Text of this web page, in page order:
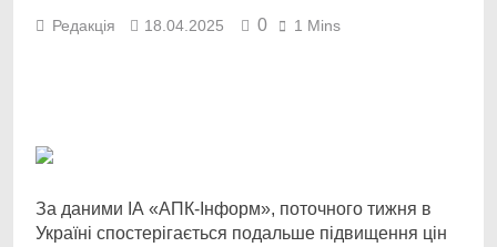
Редакція 18.04.2025 0 1 Mins
За даними ІА «АПК-Інформ», поточного тижня в
Україні спостерігається подальше підвищення цін